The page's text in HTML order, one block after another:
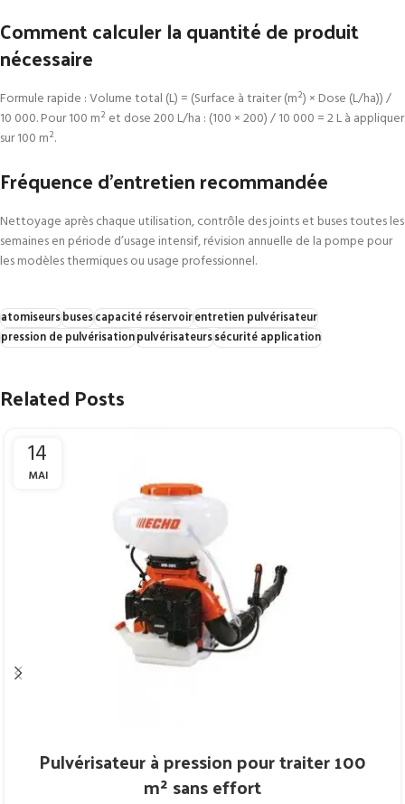
Comment calculer la quantité de produit
nécessaire
Formule rapide : Volume total (L) = (Surface à traiter (m²) × Dose (L/ha)) /
10 000. Pour 100 m² et dose 200 L/ha : (100 × 200) / 10 000 = 2 L à appliquer
sur 100 m².
Fréquence d’entretien recommandée
Nettoyage après chaque utilisation, contrôle des joints et buses toutes les
semaines en période d’usage intensif, révision annuelle de la pompe pour
les modèles thermiques ou usage professionnel.
atomiseursbusescapacité réservoirentretien pulvérisateur
pression de pulvérisationpulvérisateurssécurité application
Related Posts
14
MAI
Pulvérisateur à pression pour traiter 100
m² sans effort